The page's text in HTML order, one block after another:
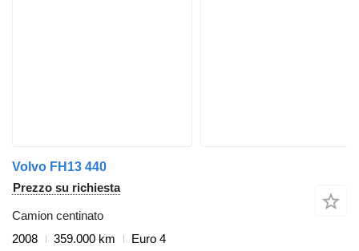
Volvo FH13 440
Prezzo su richiesta
Camion centinato
2008
359.000 km
Euro 4